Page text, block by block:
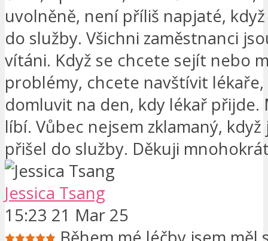
uvolněně, není příliš napjaté,
do služby. Všichni zaměstnanci
vítáni. Když se chcete sejít nebo
problémy, chcete navštívit
domluvit na den, kdy lékař přijde.
líbí. Vůbec nejsem zklamaný, když
přišel do služby. Děkuji
Jessica Tsang
15:23 21 Mar 25